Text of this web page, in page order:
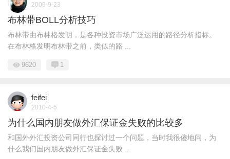
2009-9-23
布林带BOLL分析技巧
布林带由布林格发明，是各种投资市场广泛运用的路径分析指标。
在布林格发明布林带之前，类似的路 ...
9620 1
feifei
2010-4-5
为什么国内朋友做外汇保证金失败的比较多
和国外外汇投资公司同行也探讨过一个问题，当时我很傻地问，为
什么我们国内朋友做外汇保证金失败 ...